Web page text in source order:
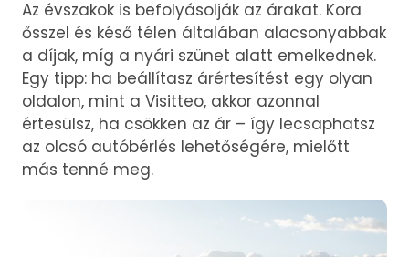
Az évszakok is befolyásolják az árakat. Kora
ősszel és késő télen általában alacsonyabbak
a díjak, míg a nyári szünet alatt emelkednek.
Egy tipp: ha beállítasz árértesítést egy olyan
oldalon, mint a Visitteo, akkor azonnal
értesülsz, ha csökken az ár – így lecsaphatsz
az olcsó autóbérlés lehetőségére, mielőtt
más tenné meg.